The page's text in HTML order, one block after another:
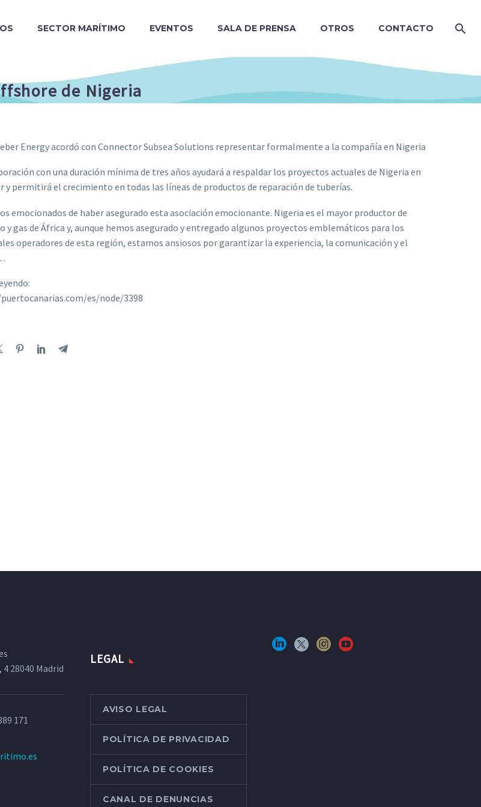
SECTOR MARÍTIMO EVENTOS SALA DE PRENSA OTROS CONTACTO
de Nigeria
Energy acordó con Connector Subsea Solutions representar formalmente a la compañía en Nigeria
con una duración mínima de tres años ayudará a respaldar los proyectos actuales de Nigeria en
y permitirá el crecimiento en todas las líneas de productos de reparación de tuberías.
emocionados de haber asegurado esta asociación emocionante. Nigeria es el mayor productor de
y gas de África y, aunque hemos asegurado y entregado algunos proyectos emblemáticos para los
operadores de esta región, estamos ansiosos por garantizar la experiencia, la comunicación y el
es/node/3398
28040 Madrid
171
LEGAL
AVISO LEGAL
POLÍTICA DE PRIVACIDAD
POLÍTICA DE COOKIES
CANAL DE DENUNCIAS